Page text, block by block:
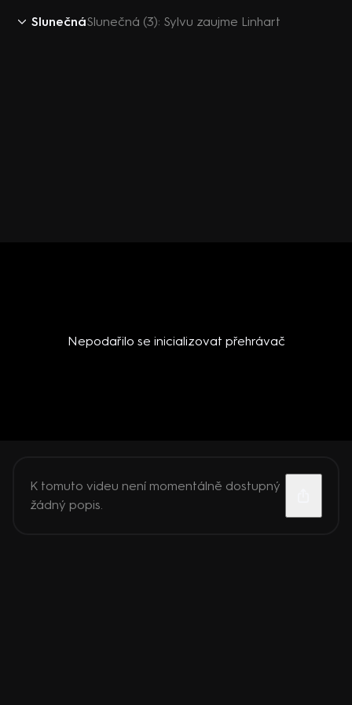
SlunečnáSlunečná (3): Sylvu zaujme Linhart
Nepodařilo se inicializovat přehrávač
K tomuto videu není momentálně dostupný
žádný popis.